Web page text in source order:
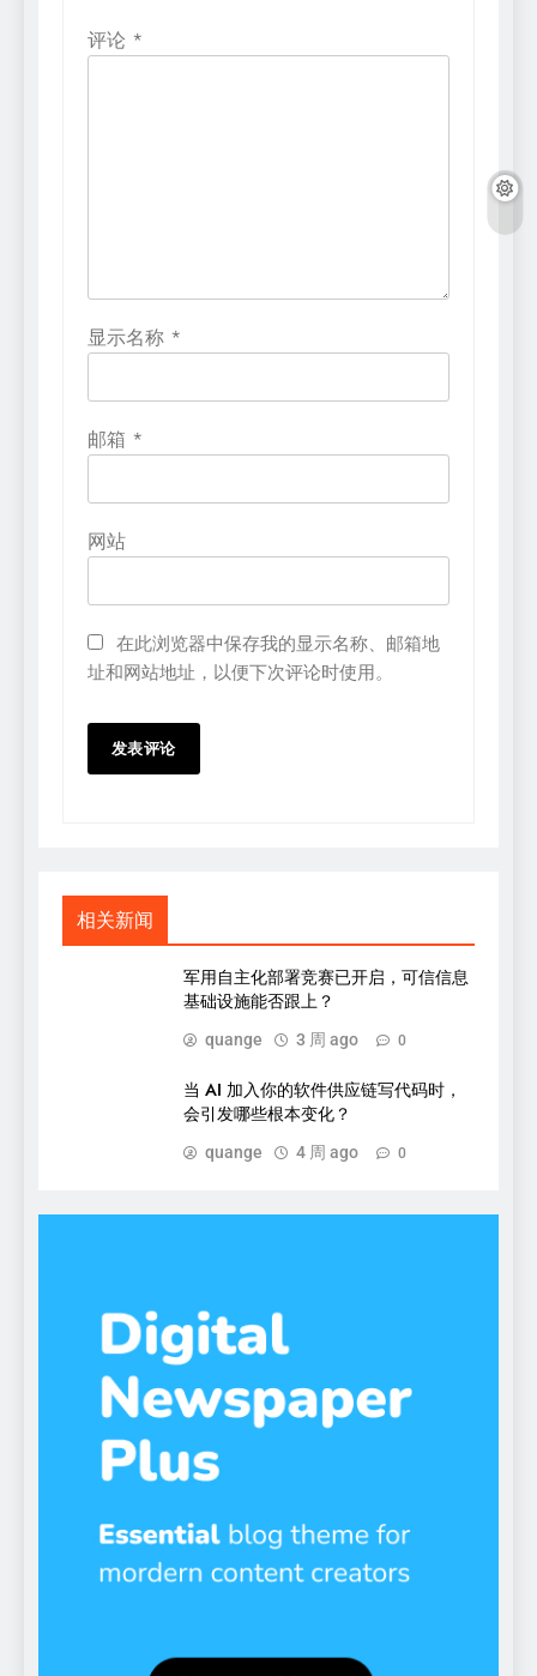
评论 *
显示名称 *
邮箱 *
网站
在此浏览器中保存我的显示名称、邮箱地
址和网站地址，以便下次评论时使用。
相关新闻
军用自主化部署竞赛已开启，可信信息
基础设施能否跟上？
quange 3 周 ago 0
当 AI 加入你的软件供应链写代码时，
会引发哪些根本变化？
quange 4 周 ago 0